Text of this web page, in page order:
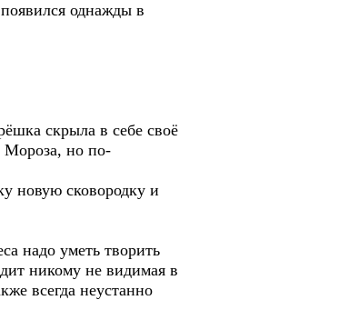
однажды в
скрыла в себе своё
Мороза, но по-
новую сковородку и
надо уметь творить
никому не видимая в
всегда неустанно